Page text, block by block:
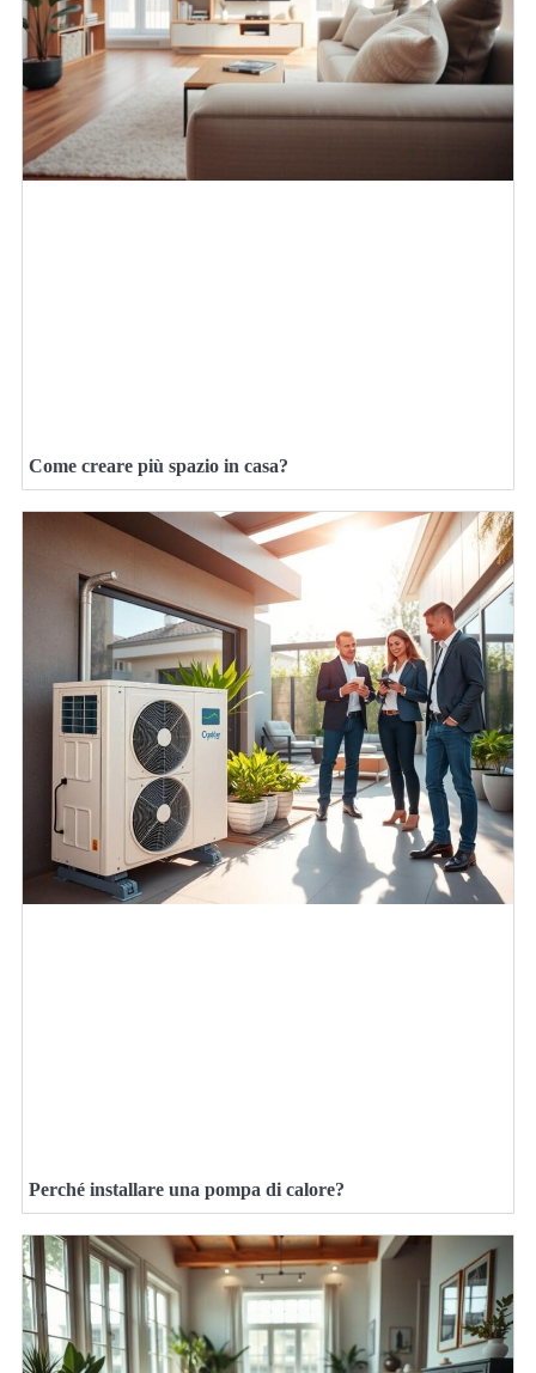
Come creare più spazio in casa?
Perché installare una pompa di calore?